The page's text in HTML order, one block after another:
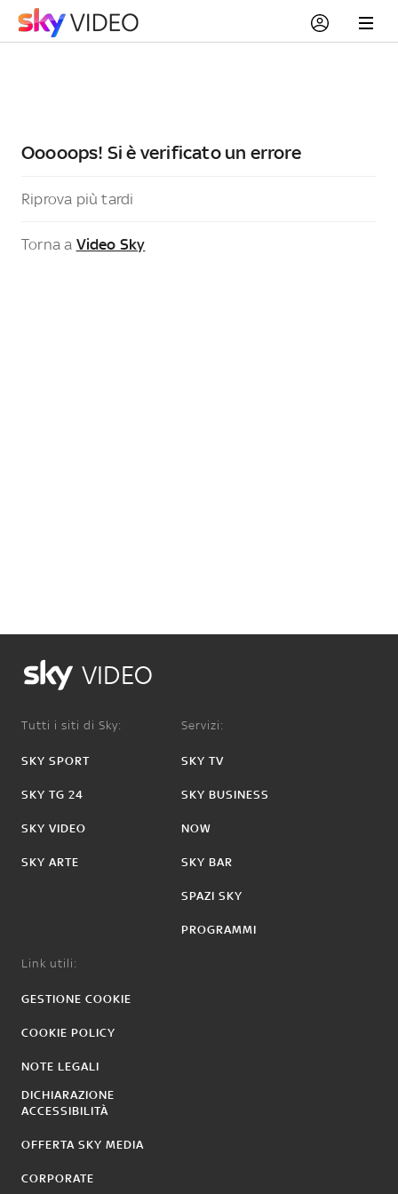
Ooooops! Si è verificato un errore
Riprova più tardi
Torna a Video Sky
VIDEO
Tutti i siti di Sky:
SKY SPORT
SKY TG 24
SKY VIDEO
SKY ARTE
Servizi:
SKY TV
SKY BUSINESS
NOW
SKY BAR
SPAZI SKY
PROGRAMMI
Link utili:
GESTIONE COOKIE
COOKIE POLICY
NOTE LEGALI
DICHIARAZIONE
ACCESSIBILITÀ
OFFERTA SKY MEDIA
CORPORATE